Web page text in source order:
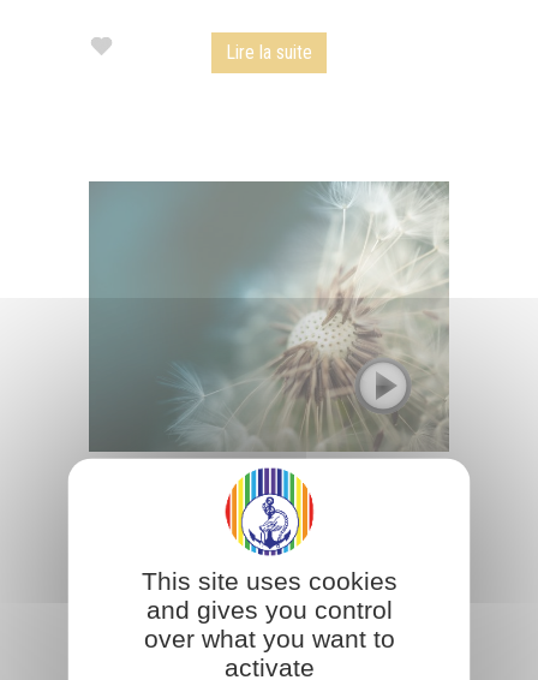
Lire la suite
Le présent est une conséquence du
passé et prépare l'avenir
La façon dont nous pensons, travaillons, agissons
détermine notre avenir. Chaque journée bien vécue
prépare un lendemain harmonieux.
Lire la suite
This site uses cookies
and gives you control
over what you want to
activate